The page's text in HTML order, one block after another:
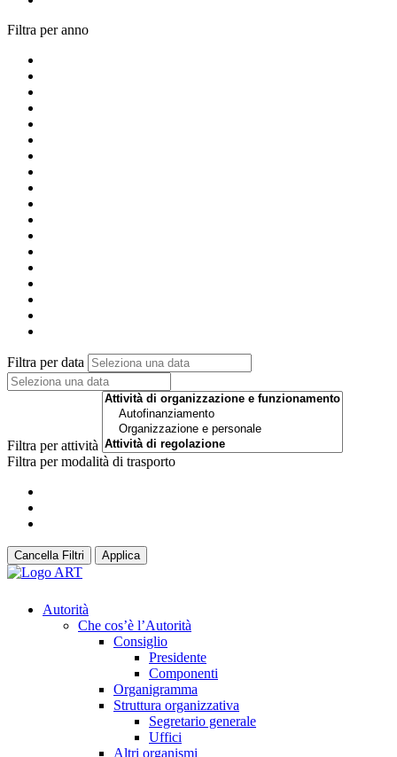
Filtra per anno
Filtra per data
Filtra per attività
Filtra per modalità di trasporto
Cancella Filtri Applica
Autorità
Che cos’è l’Autorità
Consiglio
Presidente
Componenti
Organigramma
Struttura organizzativa
Segretario generale
Uffici
Altri organismi